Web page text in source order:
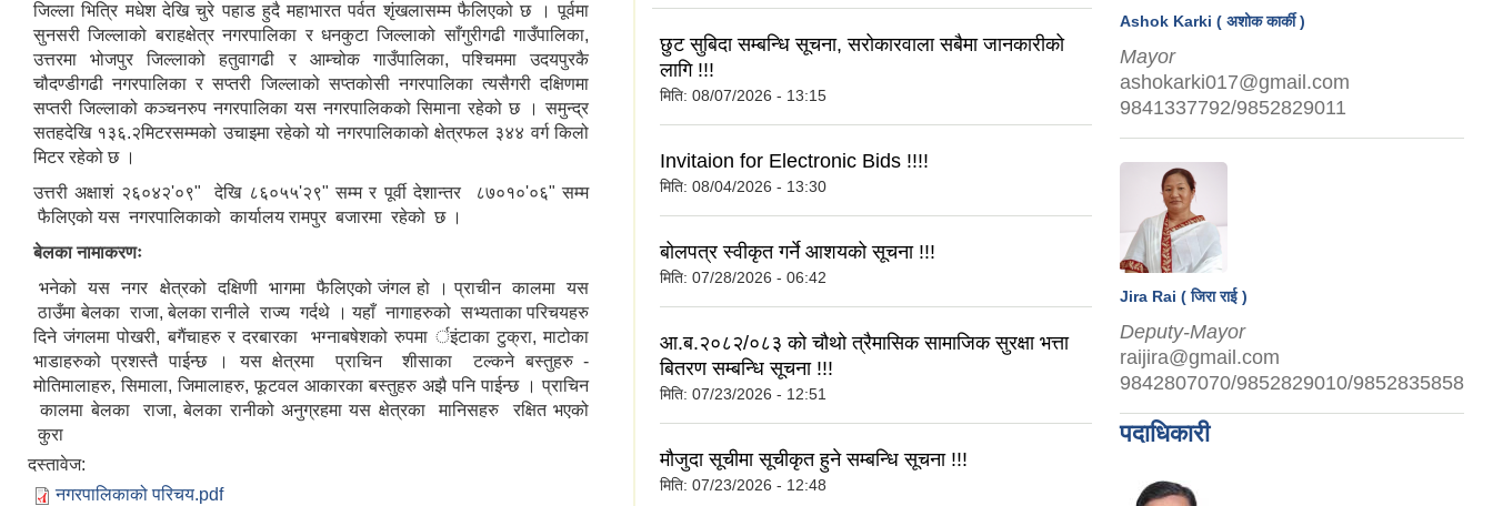
जिल्ला भित्रि मधेश देखि चुरे पहाड हुदै महाभारत पर्वत शृंखलासम्म फैलिएको छ । पूर्वमा
सुनसरी जिल्लाको बराहक्षेत्र नगरपालिका र धनकुटा जिल्लाको साँगुरीगढी गाउँपालिका,
उत्तरमा भोजपुर जिल्लाको हतुवागढी र आम्चोक गाउँपालिका, पश्चिममा उदयपुरकै
चौदण्डीगढी नगरपालिका र सप्तरी जिल्लाको सप्तकोसी नगरपालिका त्यसैगरी दक्षिणमा
सप्तरी जिल्लाको कञ्चनरुप नगरपालिका यस नगरपालिकको सिमाना रहेको छ । समुन्द्र
सतहदेखि १३६.२मिटरसम्मको उचाइमा रहेको यो नगरपालिकाको क्षेत्रफल ३४४ वर्ग किलो
मिटर रहेको छ ।
उत्तरी अक्षाशं २६०४२'०९" देखि ८६०५५'२९" सम्म र पूर्वी देशान्तर ८७०१०'०६" सम्म
फैलिएको यस नगरपालिकाको कार्यालय रामपुर बजारमा रहेको छ ।
बेलका नामाकरणः
भनेको यस नगर क्षेत्रको दक्षिणी भागमा फैलिएको जंगल हो । प्राचीन कालमा यस
ठाउँमा बेलका राजा, बेलका रानीले राज्य गर्दथे । यहाँ नागाहरुको सभ्यताका परिचयहरु
दिने जंगलमा पोखरी, बगैंचाहरु र दरबारका भग्नाबषेशको रुपमा र्इंटाका टुक्रा, माटोका
भाडाहरुको प्रशस्तै पाईन्छ । यस क्षेत्रमा प्राचिन शीसाका टल्कने बस्तुहरु -
मोतिमालाहरु, सिमाला, जिमालाहरु, फूटवल आकारका बस्तुहरु अझै पनि पाईन्छ । प्राचिन
कालमा बेलका राजा, बेलका रानीको अनुग्रहमा यस क्षेत्रका मानिसहरु रक्षित भएको
कुरा
दस्तावेज:
नगरपालिकाको परिचय.pdf
छुट सुबिदा सम्बन्धि सूचना, सरोकारवाला सबैमा जानकारीको
लागि !!!
मिति: 08/07/2026 - 13:15
Invitaion for Electronic Bids !!!!
मिति: 08/04/2026 - 13:30
बोलपत्र स्वीकृत गर्ने आशयको सूचना !!!
मिति: 07/28/2026 - 06:42
आ.ब.२०८२/०८३ को चौथो त्रैमासिक सामाजिक सुरक्षा भत्ता
बितरण सम्बन्धि सूचना !!!
मिति: 07/23/2026 - 12:51
मौजुदा सूचीमा सूचीकृत हुने सम्बन्धि सूचना !!!
मिति: 07/23/2026 - 12:48
Ashok Karki ( अशोक कार्की )
Mayor
ashokarki017@gmail.com
9841337792/9852829011
Jira Rai ( जिरा राई )
Deputy-Mayor
raijira@gmail.com
9842807070/9852829010/9852835858
पदाधिकारी